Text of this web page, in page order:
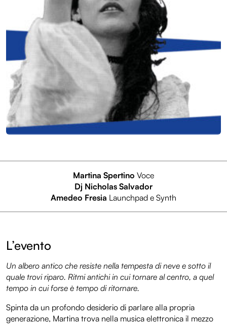
Martina Spertino Voce
Dj Nicholas Salvador
Amedeo Fresia Launchpad e Synth
L’evento
Un albero antico che resiste nella tempesta di neve e sotto il
quale trovi riparo. Ritmi antichi in cui tornare al centro, a quel
tempo in cui forse è tempo di ritornare.
Spinta da un profondo desiderio di parlare alla propria
generazione, Martina trova nella musica elettronica il mezzo